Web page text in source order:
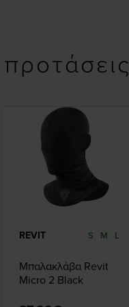
REVIT S M L
Μπαλακλάβα Revit
Micro 2 Black